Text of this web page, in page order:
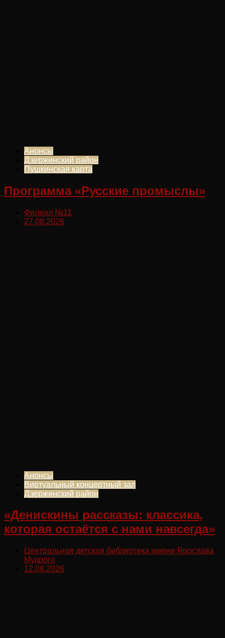
Анонсы
Дзержинский район
Пушкинская карта
Программа «Русские промыслы»
Филиал №11
27.08.2026
Анонсы
Виртуальный концертный зал
Дзержинский район
«Денискины рассказы: классика,
которая остаётся с нами навсегда»
Центральная детская библиотека имени Ярослава
Мудрого
12.08.2026